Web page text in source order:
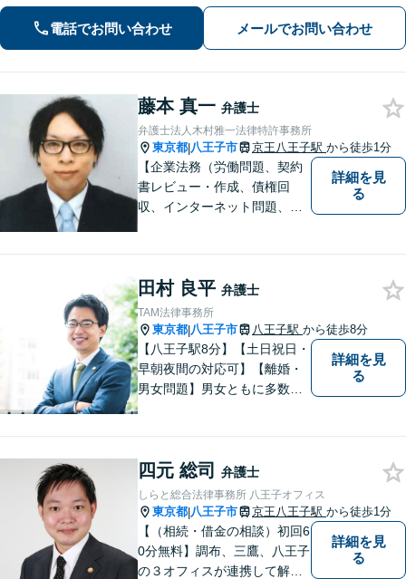
国対応！【ご自宅からの電話相談にも
対応(法律相談は完全予約制)】各分野で
専門性の高い弁護士が寄り添い解決を
電話でお問い合わせ メールでお問い合わせ
藤本 真一 弁護士
弁護士法人木村雅一法律特許事務所
東京都|八王子市 京王八王子駅 から徒歩1分
【企業法務（労働問題、契約
書レビュー・作成、債権回
収、インターネット問題、ク
駅徒歩１分・八王子駅徒歩５
分】
詳細を見
る
田村 良平 弁護士
TAM法律事務所
東京都|八王子市 八王子駅 から徒歩8分
【八王子駅8分】【土日祝日・
早朝夜間の対応可】【離婚・
男女問題】男女ともに多数実
い。
詳細を見
る
四元 総司 弁護士
しらと総合法律事務所 八王子オフィス
東京都|八王子市 京王八王子駅 から徒歩1分
【（相続・借金の相談）初回6
0分無料】調布、三鷹、八王子
の３オフィスが連携して解決
詳細を見
る